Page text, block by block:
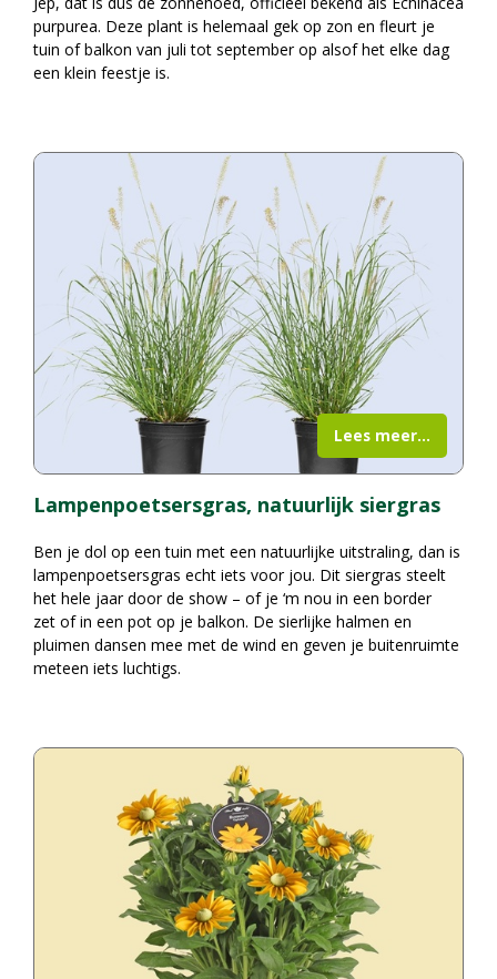
purpurea. Deze plant is helemaal gek op zon en fleurt je
tuin of balkon van juli tot september op alsof het elke dag
een klein feestje is.
Lampenpoetsersgras, natuurlijk siergras
Ben je dol op een tuin met een natuurlijke uitstraling, dan is
lampenpoetsersgras echt iets voor jou. Dit siergras steelt
het hele jaar door de show – of je ‘m nou in een border
zet of in een pot op je balkon. De sierlijke halmen en
pluimen dansen mee met de wind en geven je buitenruimte
meteen iets luchtigs.
Lees meer...